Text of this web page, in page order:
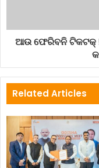
ଆଉ ଫେରିବନି ଟିକଟକ୍ !
Related Articles